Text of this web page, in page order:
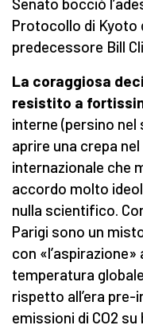
Senato bocciò
Protocollo di Kyoto
predecessore Bill
La coraggiosa
resistito a
interne (persino nel
aprire una crepa
internazionale che
accordo molto
nulla scientifico.
Parigi sono un
con
temperatura
rispetto all’era
emissioni di CO2